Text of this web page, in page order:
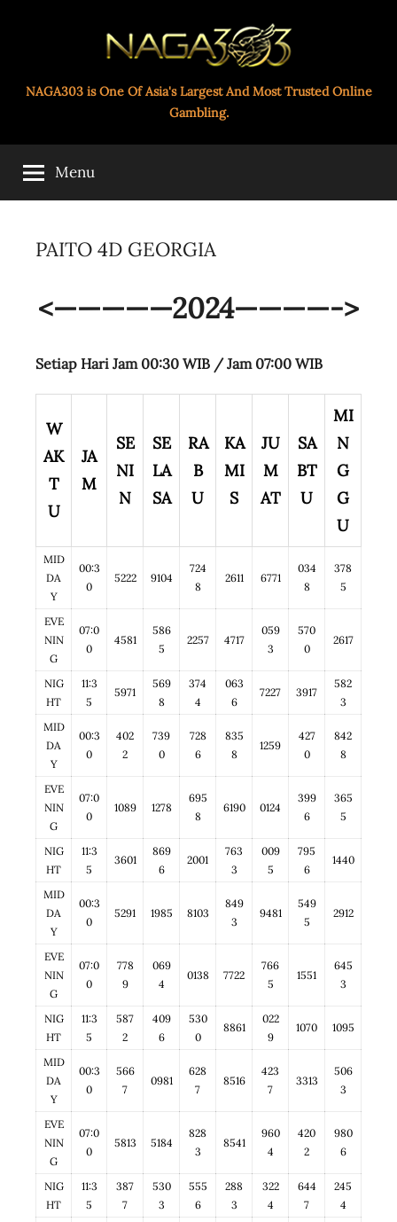
Paito
Toto
Naga303
NAGA303 is One Of Asia's Largest And Most Trusted Online
Gambling.
Menu
PAITO 4D GEORGIA
<—————2024————->
Setiap Hari Jam 00:30 WIB /Jam 07:00 WIB
W
AK
T
U
JA
M
SE
NI
N
SE
LA
SA
RA
B
U
KA
MI
S
JU
M
AT
SA
BT
U
MI
N
G
G
U
MID
DA
Y
00:3
0
5222 9104
724
8
2611 6771
034
8
378
5
EVE
NIN
G
07:0
0
4581
586
5
2257 4717
059
3
570
0
2617
NIG
HT
11:3
5
5971
569
8
374
4
063
6
7227 3917
582
3
MID
DA
Y
00:3
0
402
2
739
0
728
6
835
8
1259
427
0
842
8
EVE
NIN
G
07:0
0
1089 1278
695
8
6190 0124
399
6
365
5
NIG
HT
11:3
5
3601
869
6
2001
763
3
009
5
795
6
1440
MID
DA
Y
00:3
0
5291 1985 8103
849
3
9481
549
5
2912
EVE
NIN
G
07:0
0
778
9
069
4
0138 7722
766
5
1551
645
3
NIG
HT
11:3
5
587
2
409
6
530
0
8861
022
9
1070 1095
MID
DA
Y
00:3
0
566
7
0981
628
7
8516
423
7
3313
506
3
EVE
NIN
G
07:0
0
5813 5184
828
3
8541
960
4
420
2
980
6
NIG
HT
11:3
5
387
7
530
3
555
6
288
3
322
4
644
7
245
4